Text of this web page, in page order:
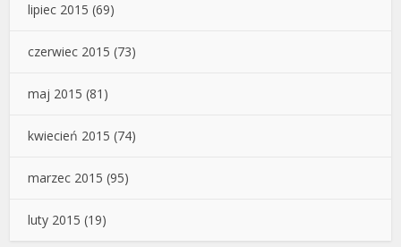
lipiec 2015 (69)
czerwiec 2015 (73)
maj 2015 (81)
kwiecień 2015 (74)
marzec 2015 (95)
luty 2015 (19)